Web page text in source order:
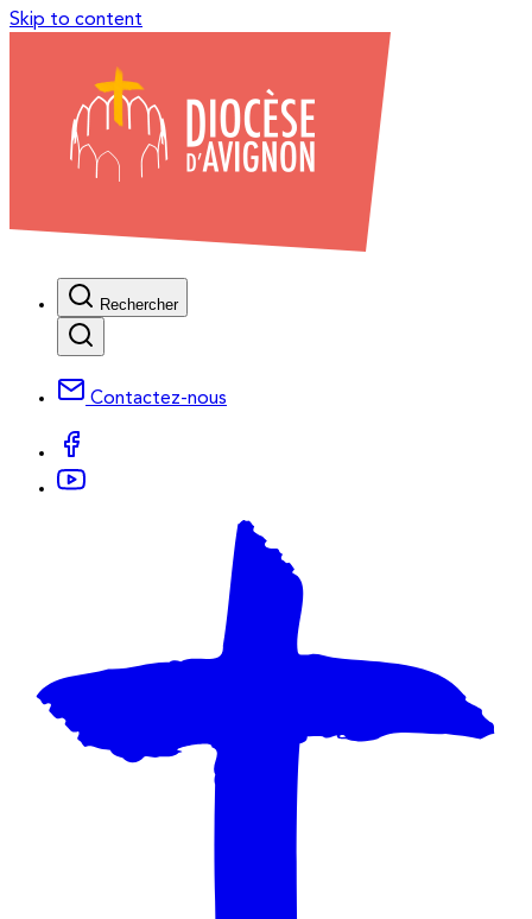
Skip to content
Rechercher
Contactez-nous